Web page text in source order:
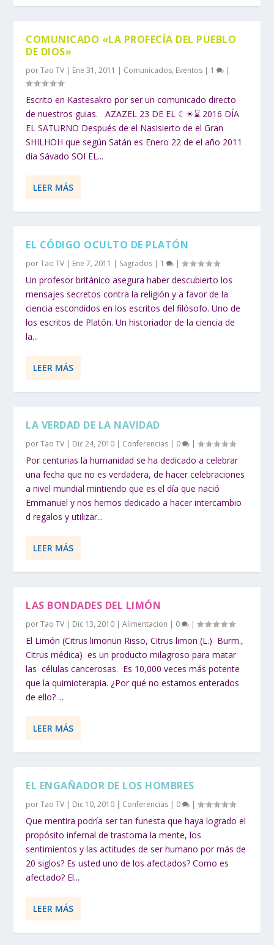
COMUNICADO «LA PROFECÍA DEL PUEBLO
DE DIOS»
porTao TV | Ene 31, 2011 | Comunicados, Eventos | 1 |
Escrito en Kastesakro por ser un comunicado directo
de nuestros guias. AZAZEL 23 DE EL ☾☀⌛ 2016 DÍA
EL SATURNO Después de el Nasisierto de el Gran
SHILHOH que según Satán es Enero 22 de el año 2011
día Sávado SOI EL...
LEER MÁS
EL CÓDIGO OCULTO DE PLATÓN
porTao TV | Ene 7, 2011 | Sagrados | 1 |
Un profesor británico asegura haber descubierto los
mensajes secretos contra la religión y a favor de la
ciencia escondidos en los escritos del filósofo. Uno de
los escritos de Platón. Un historiador de la ciencia de
la...
LEER MÁS
LA VERDAD DE LA NAVIDAD
porTao TV | Dic 24, 2010 | Conferencias | 0 |
Por centurias la humanidad se ha dedicado a celebrar
una fecha que no es verdadera, de hacer celebraciones
a nivel mundial mintiendo que es el día que nació
Emmanuel y nos hemos dedicado a hacer intercambio
d regalos y utilizar...
LEER MÁS
LAS BONDADES DEL LIMÓN
porTao TV | Dic 13, 2010 |Alimentacion | 0 |
El Limón (Citrus limonun Risso, Citrus limon (L.) Burm.,
Citrus médica) es un producto milagroso para matar
las células cancerosas. Es 10,000 veces más potente
que la quimioterapia. ¿Por qué no estamos enterados
de ello? ...
LEER MÁS
EL ENGAÑADOR DE LOS HOMBRES
porTao TV | Dic 10, 2010 | Conferencias | 0 |
Que mentira podría ser tan funesta que haya logrado el
propósito infernal de trastorna la mente, los
sentimientos y las actitudes de ser humano por más de
20 siglos? Es usted uno de los afectados? Como es
afectado? El...
LEER MÁS